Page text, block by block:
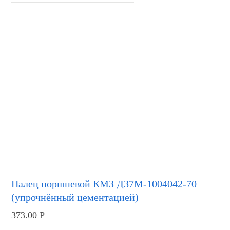
Палец поршневой КМЗ Д37М-1004042-70
(упрочнённый цементацией)
373.00Р